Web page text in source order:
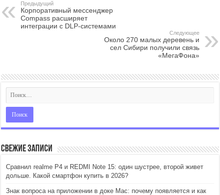
Предыдущий
Корпоративный мессенджер
Compass расширяет
интеграции с DLP-системами
Следующее
Около 270 малых деревень и
сел Сибири получили связь
«МегаФона»
Свежие записи
Сравнил realme P4 и REDMI Note 15: один шустрее, второй живет
дольше. Какой смартфон купить в 2026?
Знак вопроса на приложении в доке Mac: почему появляется и как